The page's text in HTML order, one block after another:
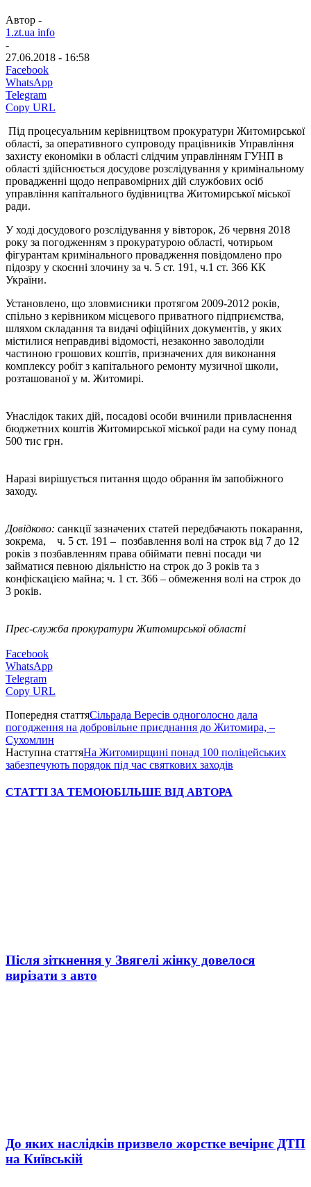
Автор -
1.zt.ua info
-
27.06.2018 - 16:58
Facebook
WhatsApp
Telegram
Copy URL
Під процесуальним керівництвом прокуратури Житомирської
області, за оперативного супроводу працівників Управління
захисту економіки в області слідчим управлінням ГУНП в
області здійснюється досудове розслідування у кримінальному
провадженні щодо неправомірних дій службових осіб
управління капітального будівництва Житомирської міської
ради.
У ході досудового розслідування у вівторок, 26 червня 2018
року за погодженням з прокуратурою області, чотирьом
фігурантам кримінального провадження повідомлено про
підозру у скоєнні злочину за ч. 5 ст. 191, ч.1 ст. 366 КК
України.
Установлено, що зловмисники протягом 2009-2012 років,
спільно з керівником місцевого приватного підприємства,
шляхом складання та видачі офіційних документів, у яких
містилися неправдиві відомості, незаконно заволоділи
частиною грошових коштів, призначених для виконання
комплексу робіт з капітального ремонту музичної школи,
розташованої у м. Житомирі.
Унаслідок таких дій, посадові особи вчинили привласнення
бюджетних коштів Житомирської міської ради на суму понад
500 тис грн.
Наразі вирішується питання щодо обрання їм запобіжного
заходу.
Довідково: санкції зазначених статей передбачають покарання,
зокрема, ч. 5 ст. 191 – позбавлення волі на строк від 7 до 12
років з позбавленням права обіймати певні посади чи
займатися певною діяльністю на строк до 3 років та з
конфіскацією майна; ч. 1 ст. 366 – обмеження волі на строк до
3 років.
Прес-служба прокуратури Житомирської області
Facebook
WhatsApp
Telegram
Copy URL
Попередня статтяСільрада Вересів одноголосно дала
погодження на добровільне приєднання до Житомира, –
Сухомлин
Наступна статтяНа Житомирщині понад 100 поліцейських
забезпечують порядок під час святкових заходів
СТАТТІ ЗА ТЕМОЮБІЛЬШЕ ВІД АВТОРА
Після зіткнення у Звягелі жінку довелося
вирізати з авто
До яких наслідків призвело жорстке вечірнє ДТП
на Київській